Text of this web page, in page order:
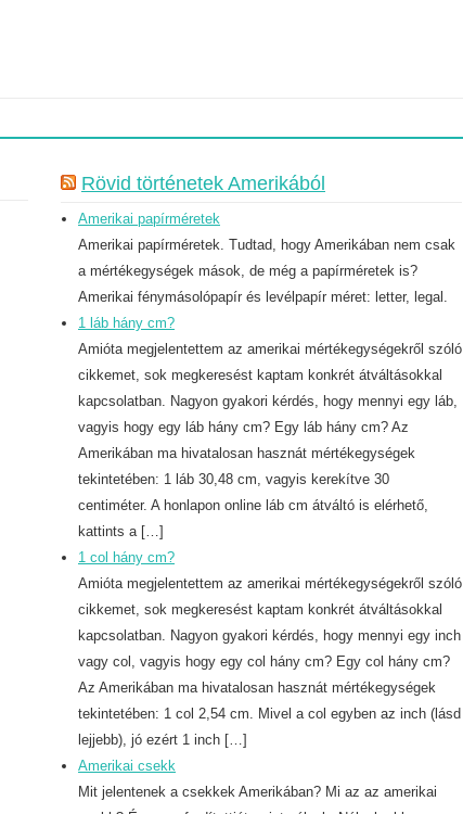
Rövid történetek Amerikából
Amerikai papírméretek
Amerikai papírméretek. Tudtad, hogy Amerikában nem csak
a mértékegységek mások, de még a papírméretek is?
Amerikai fénymásolópapír és levélpapír méret: letter, legal.
1 láb hány cm?
Amióta megjelentettem az amerikai mértékegységekről szóló
cikkemet, sok megkeresést kaptam konkrét átváltásokkal
kapcsolatban. Nagyon gyakori kérdés, hogy mennyi egy láb,
vagyis hogy egy láb hány cm? Egy láb hány cm? Az
Amerikában ma hivatalosan hasznát mértékegységek
tekintetében: 1 láb 30,48 cm, vagyis kerekítve 30
centiméter. A honlapon online láb cm átváltó is elérhető,
kattints a […]
1 col hány cm?
Amióta megjelentettem az amerikai mértékegységekről szóló
cikkemet, sok megkeresést kaptam konkrét átváltásokkal
kapcsolatban. Nagyon gyakori kérdés, hogy mennyi egy inch
vagy col, vagyis hogy egy col hány cm? Egy col hány cm?
Az Amerikában ma hivatalosan hasznát mértékegységek
tekintetében: 1 col 2,54 cm. Mivel a col egyben az inch (lásd
lejjebb), jó ezért 1 inch […]
Amerikai csekk
Mit jelentenek a csekkek Amerikában? Mi az az amerikai